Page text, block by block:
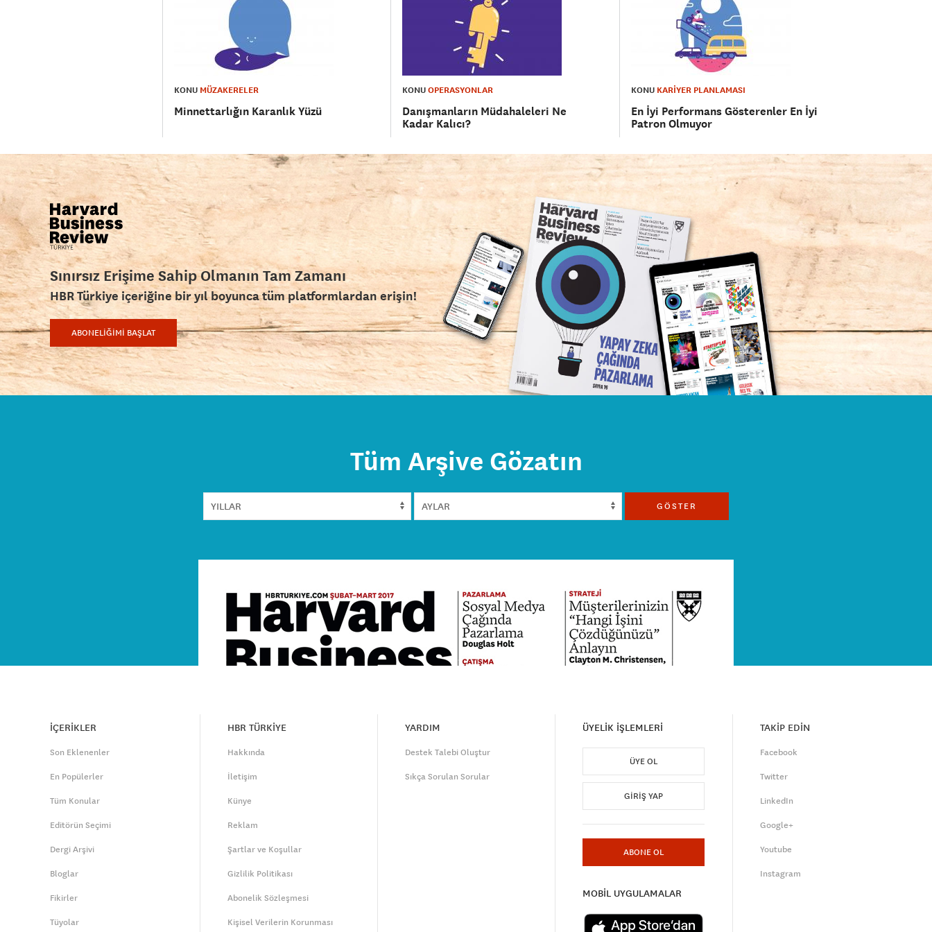
KONU MÜZAKERELER
Minnettarlığın Karanlık Yüzü
KONUOPERASYONLAR
Danışmanların Müdahaleleri Ne
Kadar Kalıcı?
KONU KARİYER PLANLAMASI
En İyi Performans Gösterenler En İyi
Patron Olmuyor
Sınırsız Erişime Sahip Olmanın Tam Zamanı
HBR Türkiye içeriğine bir yıl boyunca tüm platformlardan erişin!
ABONELİĞİMİ BAŞLAT
Tüm Arşive Gözatın
GÖSTER
İÇERİKLER
Son Eklenenler
En Popülerler
Tüm Konular
Editörün Seçimi
Dergi Arşivi
Bloglar
Fikirler
Tüyolar
HBR TÜRKİYE
Hakkında
İletişim
Künye
Reklam
Şartlar ve Koşullar
Gizlilik Politikası
Abonelik Sözleşmesi
Kişisel Verilerin Korunması
YARDIM
Destek Talebi Oluştur
Sıkça Sorulan Sorular
ÜYELİK İŞLEMLERİ
ÜYE OL
GIRIŞ YAP
ABONE OL
MOBİL UYGULAMALAR
TAKİP EDİN
Facebook
Twitter
LinkedIn
Google+
Youtube
Instagram